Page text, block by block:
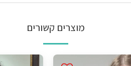
מוצרים קשורים